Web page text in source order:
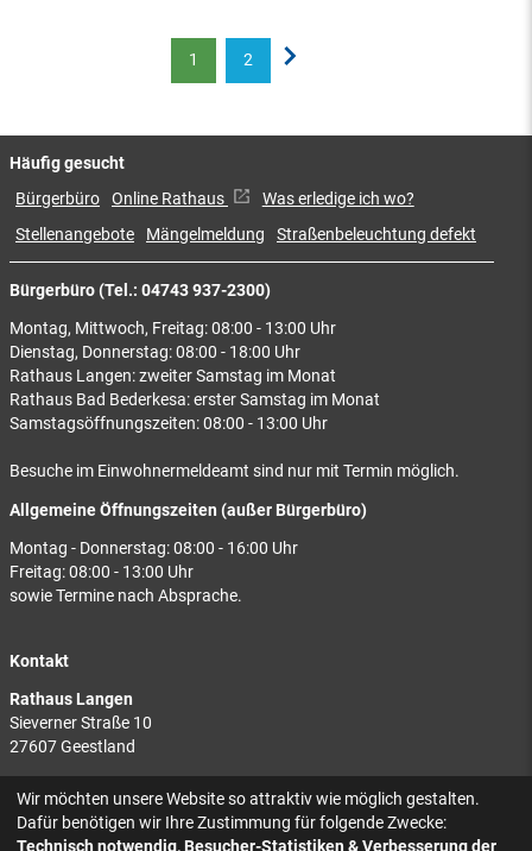
1 2
Bürgerbüro (Tel.: 04743 937-2300)
Montag, Mittwoch, Freitag: 08:00 - 13:00 Uhr
Dienstag, Donnerstag: 08:00 - 18:00 Uhr
Rathaus Langen: zweiter Samstag im Monat
Rathaus Bad Bederkesa: erster Samstag im Monat
Samstagsöffnungszeiten: 08:00 - 13:00 Uhr
Besuche im Einwohnermeldeamt sind nur mit Termin möglich.
Allgemeine Öffnungszeiten (außer Bürgerbüro)
Montag - Donnerstag: 08:00 - 16:00 Uhr
Freitag: 08:00 - 13:00 Uhr
sowie Termine nach Absprache.
Kontakt
Rathaus Langen
Sieverner Straße 10
27607 Geestland
Rathaus Bad Bederkesa
Am Markt 8
27624 Geestland
Häufig gesucht
Bürgerbüro Online Rathaus
Was erledige ich wo?
Stellenangebote
Mängelmeldung Straßenbeleuchtung defekt
Wir möchten unsere Website so attraktiv wie möglich gestalten.
Dafür benötigen wir Ihre Zustimmung für folgende Zwecke:
Technisch notwendig, Besucher-Statistiken & Verbesserung der